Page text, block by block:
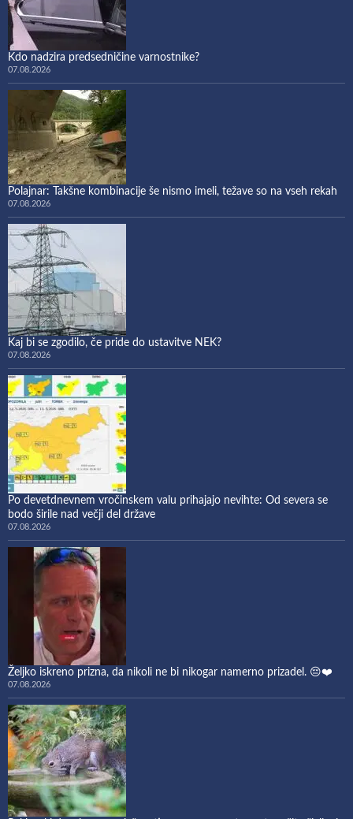
Kdo nadzira predsedničine varnostnike?
07.08.2026
Polajnar: Takšne kombinacije še nismo imeli, težave so na vseh rekah
07.08.2026
Kaj bi se zgodilo, če pride do ustavitve NEK?
07.08.2026
Po devetdnevnem vročinskem valu prihajajo nevihte: Od severa se
bodo širile nad večji del države
07.08.2026
Željko iskreno prizna, da nikoli ne bi nikogar namerno prizadel. 😔❤️
07.08.2026